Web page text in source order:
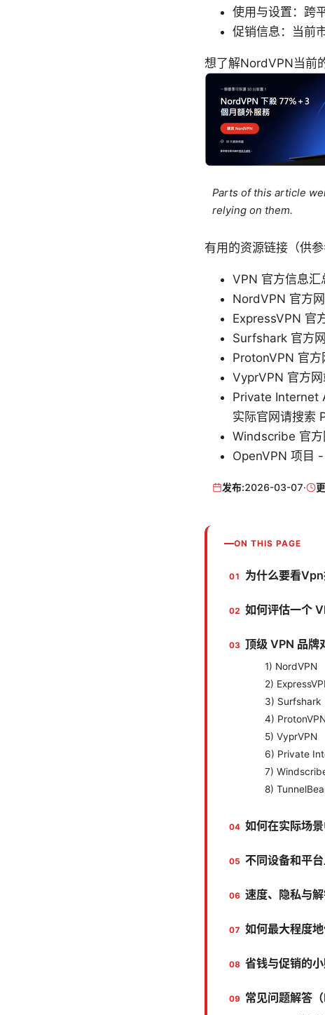
使用与设置：跨
促销信息：当前
想了解NordVPN当前
Parts of this article
relying on them.
有用的资源链接（供
VPN 官方信息
NordVPN 官方
ExpressVPN 官
Surfshark 官方
ProtonVPN 官
VyprVPN 官方
Private Internet
实际官网请搜索
Windscribe 官
OpenVPN 项目
发布:2026-03-07·
ON THIS PAGE
为什么要看
如何评估一个
顶级 VPN 品牌
1) NordVPN
2)
3) Surfshark
4)
5) VyprVPN
6) Private
7)
8)
如何在实际场
不同设备和平
速度、隐私与
如何最大程度
省钱与促销的
常见问题解答